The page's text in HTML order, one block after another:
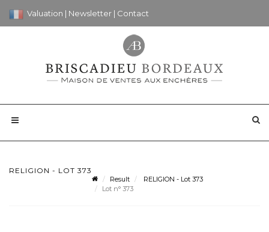
Valuation | Newsletter | Contact
RELIGION - LOT 373
Result
RELIGION - Lot 373
Lot n° 373